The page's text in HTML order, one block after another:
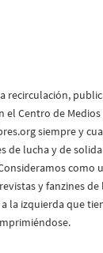
recirculación,
el Centro de Medios
siempre y
de lucha y de
como
y fanzines
la izquierda que